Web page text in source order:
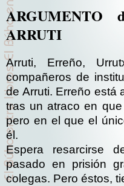
ARRUTI
Arruti, Erreño,
compañeros de
de Arruti. Erreño está
tras un atraco en
pero en el que el
él.
Espera resarcirse
pasado en prisión
colegas. Pero éstos,